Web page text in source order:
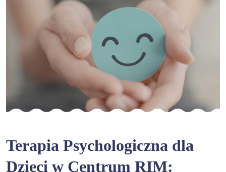
Terapia Psychologiczna dla
Dzieci w Centrum RIM: